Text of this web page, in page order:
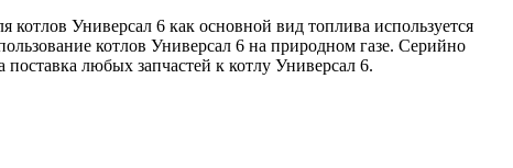
Универсал 6 как основной вид топлива используется
котлов Универсал 6 на природном газе. Серийно
любых запчастей к котлу Универсал 6.